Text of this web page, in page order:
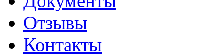
Отзывы
Контакты